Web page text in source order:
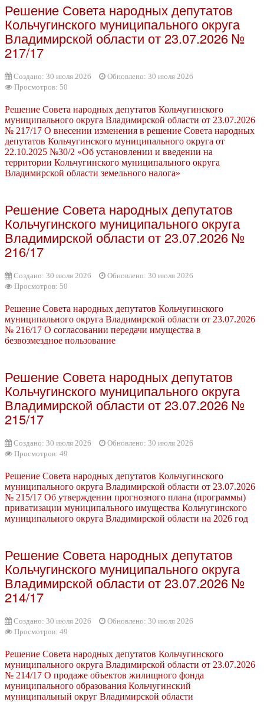
Решение Совета народных депутатов
Кольчугинского муниципального округа
Владимирской области от 23.07.2026 №
217/17
Создано: 30 июля 2026
Обновлено: 30 июля 2026
Просмотров: 50
Решение Совета народных депутатов Кольчугинского
муниципального округа Владимирской области от 23.07.2026
№ 217/17 О внесении изменения в решение Совета народных
депутатов Кольчугинского муниципального округа от
22.10.2025 №30/2 «Об установлении и введении на
территории Кольчугинского муниципального округа
Владимирской области земельного налога»
Решение Совета народных депутатов
Кольчугинского муниципального округа
Владимирской области от 23.07.2026 №
216/17
Создано: 30 июля 2026
Обновлено: 30 июля 2026
Просмотров: 50
Решение Совета народных депутатов Кольчугинского
муниципального округа Владимирской области от 23.07.2026
№ 216/17 О согласовании передачи имущества в
безвозмездное пользование
Решение Совета народных депутатов
Кольчугинского муниципального округа
Владимирской области от 23.07.2026 №
215/17
Создано: 30 июля 2026
Обновлено: 30 июля 2026
Просмотров: 49
Решение Совета народных депутатов Кольчугинского
муниципального округа Владимирской области от 23.07.2026
№ 215/17 Об утверждении прогнозного плана (программы)
приватизации муниципального имущества Кольчугинского
муниципального округа Владимирской области на 2026 год
Решение Совета народных депутатов
Кольчугинского муниципального округа
Владимирской области от 23.07.2026 №
214/17
Создано: 30 июля 2026
Обновлено: 30 июля 2026
Просмотров: 49
Решение Совета народных депутатов Кольчугинского
муниципального округа Владимирской области от 23.07.2026
№ 214/17 О продаже объектов жилищного фонда
муниципального образования Кольчугинский
муниципальный округ Владимирской области